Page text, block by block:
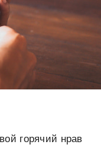
горячий нрав